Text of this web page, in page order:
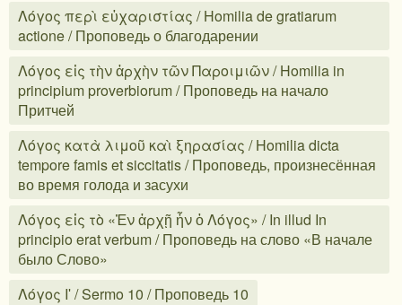
Λόγος περὶ εὐχαριστίας / Homilia de gratiarum
actione / Проповедь о благодарении
Λόγος εἰς τὴν ἀρχὴν τῶν Παροιμιῶν / Homilia in
principium proverbiorum / Проповедь на начало
Притчей
Λόγος κατὰ λιμοῦ καὶ ξηρασίας / Homilia dicta
tempore famis et siccitatis / Проповедь, произнесённая
во время голода и засухи
Λόγος εἰς τὸ «Ἐν ἀρχῇ ἦν ὁ Λόγος» / In illud In
principio erat verbum / Проповедь на слово «В начале
было Слово»
Λόγος Ιʹ / Sermo 10 / Проповедь 10